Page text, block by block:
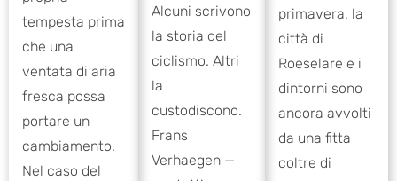
tempesta prima
che una
ventata di aria
fresca possa
portare un
cambiamento.
Nel caso del
Alcuni scrivono
la storia del
ciclismo. Altri
la
custodiscono.
Frans
Verhaegen —
primavera, la
città di
Roeselare e i
dintorni sono
ancora avvolti
da una fitta
coltre di